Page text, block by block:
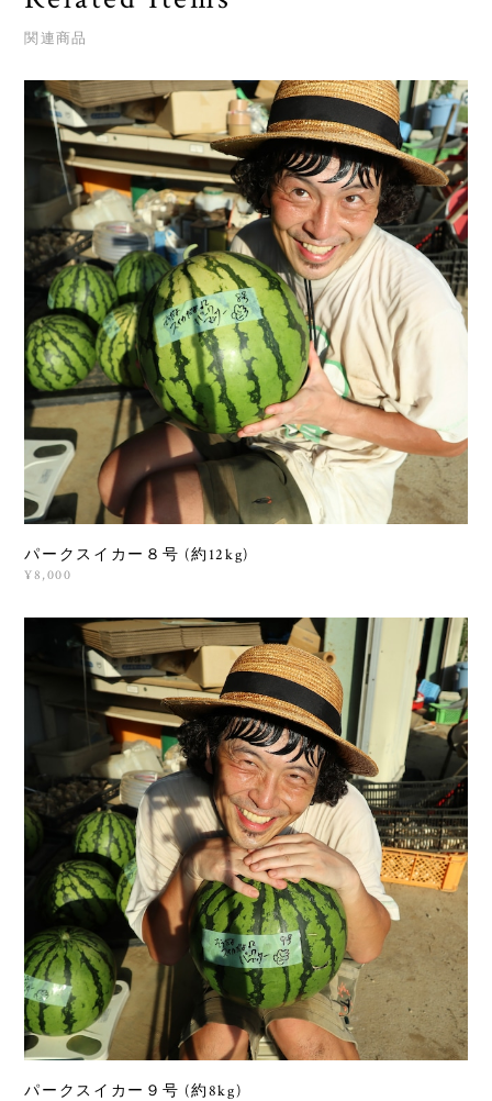
関連商品
パークスイカー８号 (約12kg)
¥8,000
パークスイカー９号 (約8kg)